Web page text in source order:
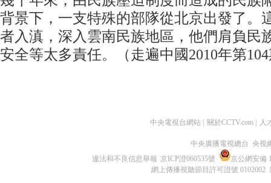
背景下，一支特殊的部隊從北京出發了。
者入滇，深入雲南民族地區，他們肩負民
安全等太多責任。（走遍中國2010年第
中央電視台網站 關於CCTV.com 人
中央廣播電視總台 央視
違法和不良信息舉報 京ICP證060535號
京公網安備
網上傳播視聽節目許可證號 0102002